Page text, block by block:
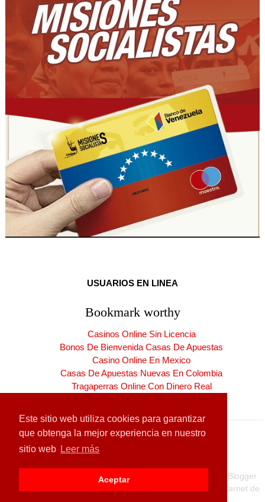
Este sitio web utiliza cookies para garantizar
que obtenga la mejor experiencia en nuestro
sitio web Leer más
Aceptar
USUARIOS EN LINEA
Bookmark worthy
Casinos Online Sin Licencia
Bonos De Bienvenida Casas De Apuestas
Casino Online En Mexico
Casas De Apuestas Nuevas En Colombia
Tragaperras Online Con Dinero Real
CARNET DE LA PATRIA
Blogger
Carnet de